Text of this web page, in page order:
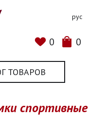
0 0
рус
ТОВАРОВ
спортивные